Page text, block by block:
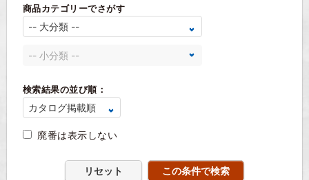
商品カテゴリーでさがす
検索結果の並び順：
廃番は表示しない
リセット